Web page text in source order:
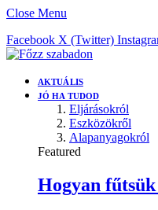
Close Menu
Facebook X (Twitter)
AKTUÁLIS
JÓ HA TUDOD
Eljárásokról
Eszközökről
Alapanyagokról
Featured
Hogyan